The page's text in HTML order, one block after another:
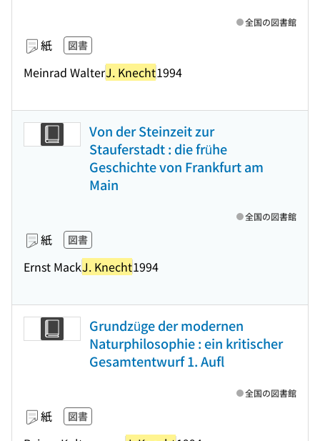
紙 図書
Meinrad WalterJ. Knecht1994
全国の図書館
Von der Steinzeit zur
Stauferstadt : die frühe
Geschichte von Frankfurt am
Main
紙 図書
Ernst MackJ. Knecht1994
全国の図書館
Grundzüge der modernen
Naturphilosophie : ein kritischer
Gesamtentwurf 1. Aufl
紙 図書
全国の図書館